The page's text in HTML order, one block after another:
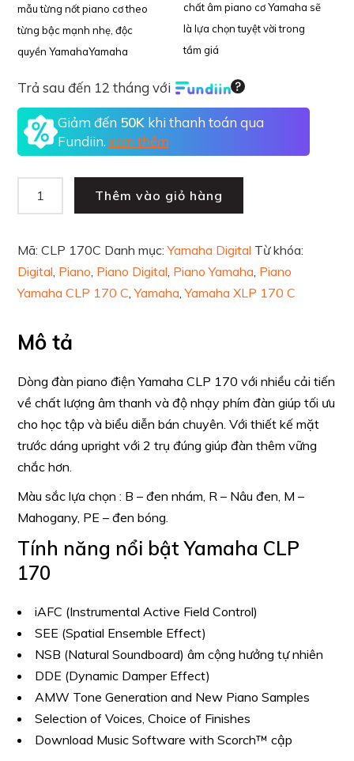
mẫu từng nốt piano cơ theo
từng bậc mạnh nhẹ, độc
quyền YamahaYamaha
chất âm piano cơ Yamaha sẽ
là lựa chọn tuyệt vời trong
tầm giá
Trả sau đến 12 tháng với
Giảm đến 50K khi thanh toán qua
Fundiin. xem thêm
Thêm vào giỏ hàng
Mã:CLP 170C Danh mục:Yamaha Digital Từ khóa:
Digital, Piano, Piano Digital, Piano Yamaha, Piano
Yamaha CLP 170 C,Yamaha,Yamaha XLP 170 C
Mô tả
Dòng đàn piano điện Yamaha CLP 170 với nhiều cải tiến
về chất lượng âm thanh và độ nhạy phím đàn giúp tối ưu
cho học tập và biểu diễn bán chuyên. Với thiết kế mặt
trước dáng upright với 2 trụ đúng giúp đàn thêm vững
chắc hơn.
Màu sắc lựa chọn : B – đen nhám, R – Nâu đen, M –
Mahogany, PE – đen bóng.
Tính năng nổi bật Yamaha CLP
170
iAFC (Instrumental Active Field Control)
SEE (Spatial Ensemble Effect)
NSB (Natural Soundboard) âm cộng hưởng tự nhiên
DDE (Dynamic Damper Effect)
AMW Tone Generation and New Piano Samples
Selection of Voices, Choice of Finishes
Download Music Software with Scorch™ cập